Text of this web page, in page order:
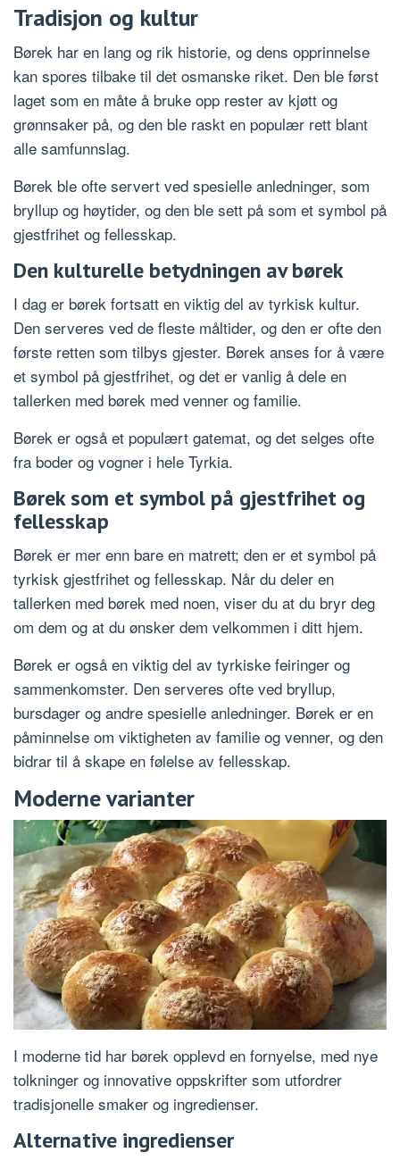
Tradisjon og kultur
Børek har en lang og rik historie, og dens opprinnelse
kan spores tilbake til det osmanske riket. Den ble først
laget som en måte å bruke opp rester av kjøtt og
grønnsaker på, og den ble raskt en populær rett blant
alle samfunnslag.
Børek ble ofte servert ved spesielle anledninger, som
bryllup og høytider, og den ble sett på som et symbol på
gjestfrihet og fellesskap.
Den kulturelle betydningen av børek
I dag er børek fortsatt en viktig del av tyrkisk kultur.
Den serveres ved de fleste måltider, og den er ofte den
første retten som tilbys gjester. Børek anses for å være
et symbol på gjestfrihet, og det er vanlig å dele en
tallerken med børek med venner og familie.
Børek er også et populært gatemat, og det selges ofte
fra boder og vogner i hele Tyrkia.
Børek som et symbol på gjestfrihet og
fellesskap
Børek er mer enn bare en matrett; den er et symbol på
tyrkisk gjestfrihet og fellesskap. Når du deler en
tallerken med børek med noen, viser du at du bryr deg
om dem og at du ønsker dem velkommen i ditt hjem.
Børek er også en viktig del av tyrkiske feiringer og
sammenkomster. Den serveres ofte ved bryllup,
bursdager og andre spesielle anledninger. Børek er en
påminnelse om viktigheten av familie og venner, og den
bidrar til å skape en følelse av fellesskap.
Moderne varianter
I moderne tid har børek opplevd en fornyelse, med nye
tolkninger og innovative oppskrifter som utfordrer
tradisjonelle smaker og ingredienser.
Alternative ingredienser